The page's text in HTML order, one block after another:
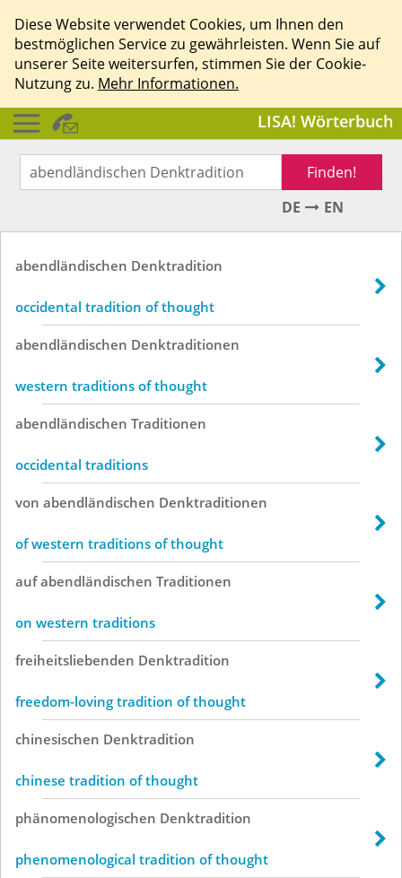
Diese Website verwendet Cookies, um Ihnen den
bestmöglichen Service zu gewährleisten. Wenn Sie auf
unserer Seite weitersurfen, stimmen Sie der Cookie-
Nutzung zu. Mehr Informationen.
LISA! Wörterbuch
Finden!
DE
EN
abendländischen Denktradition
occidental tradition of thought
abendländischen Denktraditionen
western traditions of thought
abendländischen Traditionen
occidental traditions
von abendländischen Denktraditionen
of western traditions of thought
auf abendländischen Traditionen
on western traditions
freiheitsliebenden Denktradition
freedom-loving tradition of thought
chinesischen Denktradition
chinese tradition of thought
phänomenologischen Denktradition
phenomenological tradition of thought